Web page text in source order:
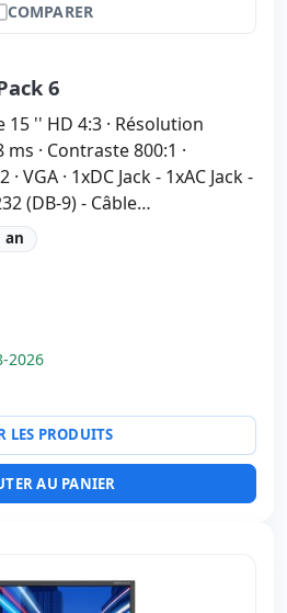
COMPARER
6
'' HD 4:3 · Résolution
ms · Contraste 800:1 ·
VGA · 1xDC Jack - 1xAC Jack -
(DB-9) - Câble
an
2026
LES PRODUITS
AU PANIER